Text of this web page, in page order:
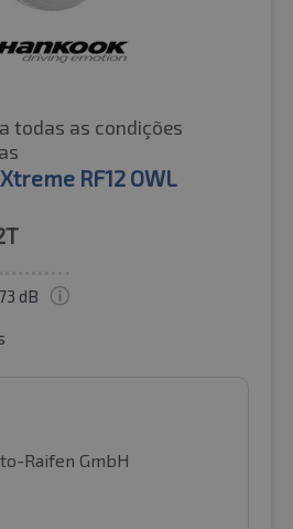
todas as condições
RF12 OWL
73 dB
Raifen GmbH